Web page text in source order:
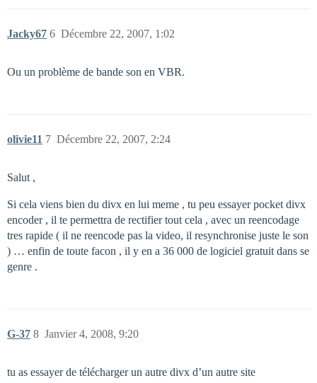
Jacky67 Décembre 22, 2007, 1:02
6
Ou un problème de bande son en VBR.
olivie11 Décembre 22, 2007, 2:24
7
Salut ,
Si cela viens bien du divx en lui meme , tu peu essayer pocket divx
encoder , il te permettra de rectifier tout cela , avec un reencodage
tres rapide ( il ne reencode pas la video, il resynchronise juste le son
) … enfin de toute facon , il y en a 36 000 de logiciel gratuit dans se
genre .
G-37 Janvier 4, 2008, 9:20
8
tu as essayer de télécharger un autre divx d’un autre site